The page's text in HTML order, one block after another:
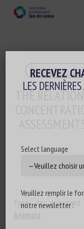
Evaluation
THE
Type de
RECEVEZ
LES
Select language
Veuillez remplir le
notre newsletter :